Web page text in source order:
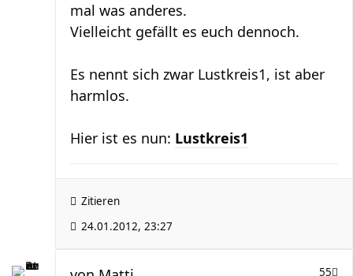
mal was anderes.
Vielleicht gefällt es euch dennoch.
Es nennt sich zwar Lustkreis1, ist aber
harmlos.
Hier ist es nun: Lustkreis1
Zitieren
24.01.2012, 23:27
55